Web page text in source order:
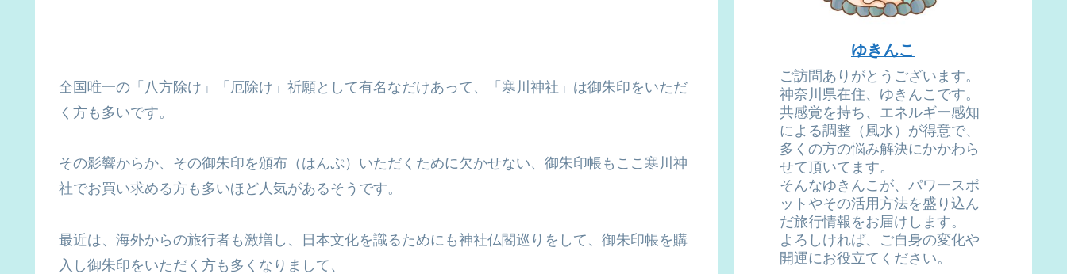
全国唯一の「八方除け」「厄除け」祈願として有名なだけあって、「寒川神社」は御朱印をいただ
く方も多いです。
その影響からか、その御朱印を頒布（はんぷ）いただくために欠かせない、御朱印帳もここ寒川神
社でお買い求める方も多いほど人気があるそうです。
最近は、海外からの旅行者も激増し、日本文化を識るためにも神社仏閣巡りをして、御朱印帳を購
入し御朱印をいただく方も多くなりまして、
ゆきんこ
ご訪問ありがとうございます。
神奈川県在住、ゆきんこです。
共感覚を持ち、エネルギー感知
による調整（風水）が得意で、
多くの方の悩み解決にかかわら
せて頂いてます。
そんなゆきんこが、パワースポ
ットやその活用方法を盛り込ん
だ旅行情報をお届けします。
よろしければ、ご自身の変化や
開運にお役立てください。